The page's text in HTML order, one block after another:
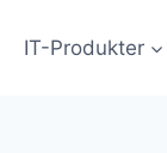
IT-Produkter